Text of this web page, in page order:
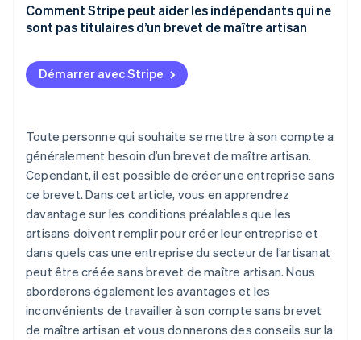
Professions sans licence sans brevet de maître
artisan
Activités assimilées à l’artisanat sans brevet de
maître artisan
d’apprentissage
Reprise d’une entreprise existante
Directeurs des opérations titulaires d’un brevet de
maître artisan
Reconnaissance des qualifications professionnelles
d’autres pays
Avantages
Inconvénients
Comment Stripe peut aider les indépendants qui ne
sont pas titulaires d’un brevet de maître artisan
Démarrer avec Stripe
Toute personne qui souhaite se mettre à son compte a
généralement besoin d’un brevet de maître artisan.
Cependant, il est possible de créer une entreprise sans
ce brevet. Dans cet article, vous en apprendrez
davantage sur les conditions préalables que les
artisans doivent remplir pour créer leur entreprise et
dans quels cas une entreprise du secteur de l’artisanat
peut être créée sans brevet de maître artisan. Nous
aborderons également les avantages et les
inconvénients de travailler à son compte sans brevet
de maître artisan et vous donnerons des conseils sur la